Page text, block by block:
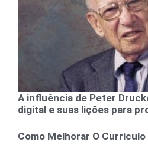
A influência de Peter
digital e suas lições para
Como Melhorar O Curriculo